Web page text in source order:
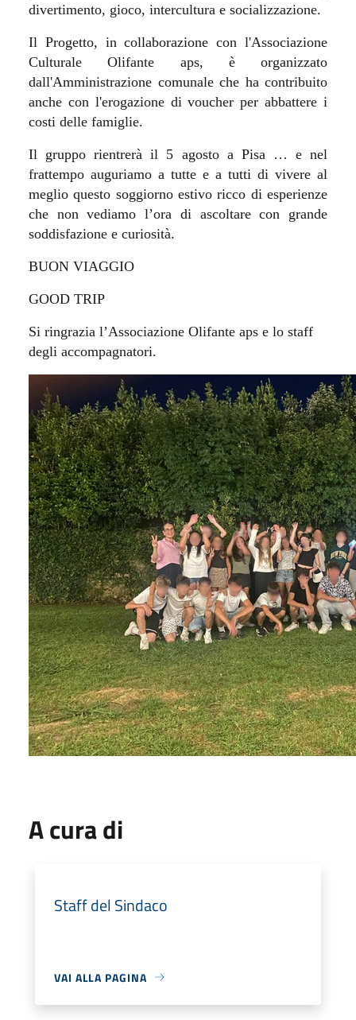
divertimento, gioco, intercultura e socializzazione.
Il Progetto, in collaborazione con l'Associazione
Culturale Olifante aps, è organizzato
dall'Amministrazione comunale che ha contribuito
anche con l'erogazione di voucher per abbattere i
costi delle famiglie.
Il gruppo rientrerà il 5 agosto a Pisa … e nel
frattempo auguriamo a tutte e a tutti di vivere al
meglio questo soggiorno estivo ricco di esperienze
che non vediamo l’ora di ascoltare con grande
soddisfazione e curiosità.
BUON VIAGGIO
GOOD TRIP
Si ringrazia l’Associazione Olifante aps e lo staff
degli accompagnatori.
A cura di
Staff del Sindaco
VAI ALLA PAGINA